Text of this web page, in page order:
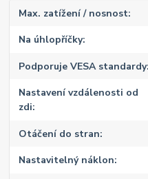
Max. zatížení / nosnost
Na úhlopříčky
Podporuje VESA standardy
Nastavení vzdálenosti od
zdi
Otáčení do stran
Nastavitelný náklon